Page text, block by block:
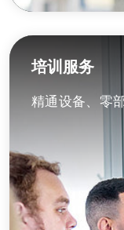
培训服务
精通设备、零